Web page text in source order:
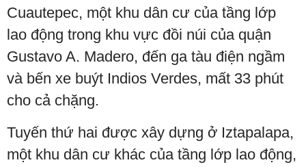
Cuautepec, một khu dân cư của tầng lớp
lao động trong khu vực đồi núi của quận
Gustavo A. Madero, đến ga tàu điện ngầm
và bến xe buýt Indios Verdes, mất 33 phút
cho cả chặng.
Tuyến thứ hai được xây dựng ở Iztapalapa,
một khu dân cư khác của tầng lớp lao động,